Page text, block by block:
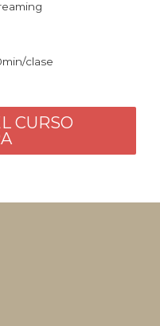
clase
CURSO